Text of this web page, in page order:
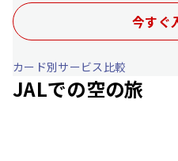
今すぐ
カード別サービス比較
JALでの空の旅